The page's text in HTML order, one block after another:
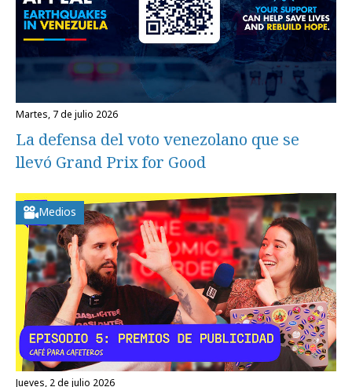
martes, 7 de julio 2026
La defensa del voto venezolano que se
llevó Grand Prix for Good
Medios
jueves, 2 de julio 2026